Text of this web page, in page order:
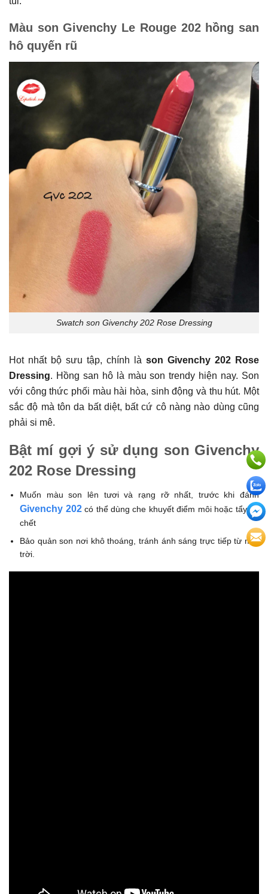
Màu son Givenchy Le Rouge 202 hồng san
hô quyến rũ
Swatch son Givenchy 202 Rose Dressing
Hot nhất bộ sưu tập, chính là son Givenchy 202 Rose
Dressing. Hồng san hô là màu son trendy hiện nay. Son
với công thức phối màu hài hòa, sinh động và thu hút. Một
sắc độ mà tôn da bất diệt, bất cứ cô nàng nào dùng cũng
phải si mê.
Bật mí gợi ý sử dụng son Givenchy
202 Rose Dressing
Muốn màu son lên tươi và rạng rỡ nhất, trước khi đánh
Givenchy 202có thể dùng che khuyết điểm môi hoặc tẩy da
chết
Bảo quản son nơi khô thoáng, tránh ánh sáng trực tiếp từ mặt
trời.